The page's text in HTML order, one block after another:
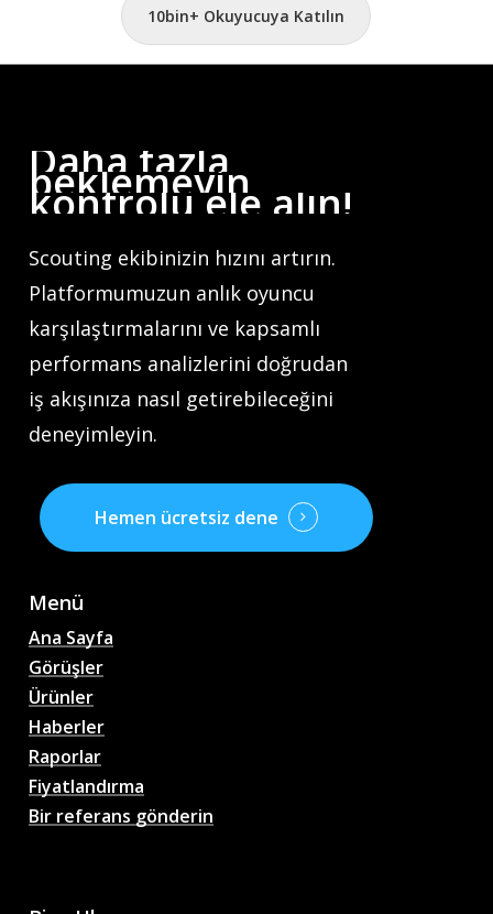
10bin+ Okuyucuya Katılın
Dahafazla
beklemeyin,
kontrolü ele alın!
Scouting ekibinizin hızını artırın.
Platformumuzun anlık oyuncu
karşılaştırmalarını ve kapsamlı
performans analizlerini doğrudan
iş akışınıza nasıl getirebileceğini
deneyimleyin.
Hemen ücretsiz dene
Menü
Ana Sayfa
Görüşler
Ürünler
Haberler
Raporlar
Fiyatlandırma
Bir referans gönderin